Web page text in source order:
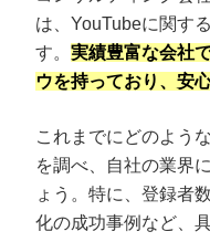
は、YouTubeに関す
す。 実績豊富な会社
ウを持っており、安
これまでにどのよう
を調べ、自社の業界
ょう。特に、登録者
化の成功事例など、